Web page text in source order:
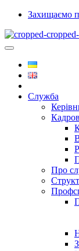
Захищаємо
Служба
Про